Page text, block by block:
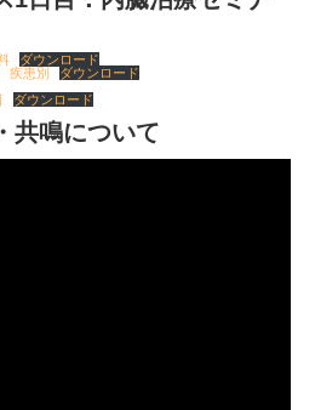
ダウンロード
疾患別
ダウンロード
ダウンロード
共鳴について